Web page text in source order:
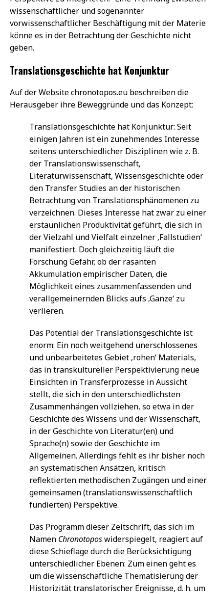
wissenschaftlicher und sogenannter
vorwissenschaftlicher Beschäftigung mit der Materie
könne es in der Betrachtung der Geschichte nicht
geben.
Translationsgeschichte hat Konjunktur
Auf der Website chronotopos.eu beschreiben die
Herausgeber ihre Beweggründe und das Konzept:
Translationsgeschichte hat Konjunktur: Seit
einigen Jahren ist ein zunehmendes Interesse
seitens unterschiedlicher Disziplinen wie z. B.
der Translationswissenschaft,
Literaturwissenschaft, Wissensgeschichte oder
den Transfer Studies an der historischen
Betrachtung von Translationsphänomenen zu
verzeichnen. Dieses Interesse hat zwar zu einer
erstaunlichen Produktivität geführt, die sich in
der Vielzahl und Vielfalt einzelner ‚Fallstudien‘
manifestiert. Doch gleichzeitig läuft die
Forschung Gefahr, ob der rasanten
Akkumulation empirischer Daten, die
Möglichkeit eines zusammenfassenden und
verallgemeinernden Blicks aufs ‚Ganze‘ zu
verlieren.
Das Potential der Translationsgeschichte ist
enorm: Ein noch weitgehend unerschlossenes
und unbearbeitetes Gebiet ‚rohen‘ Materials,
das in transkultureller Perspektivierung neue
Einsichten in Transferprozesse in Aussicht
stellt, die sich in den unterschiedlichsten
Zusammenhängen vollziehen, so etwa in der
Geschichte des Wissens und der Wissenschaft,
in der Geschichte von Literatur(en) und
Sprache(n) sowie der Geschichte im
Allgemeinen. Allerdings fehlt es ihr bisher noch
an systematischen Ansätzen, kritisch
reflektierten methodischen Zugängen und einer
gemeinsamen (translationswissenschaftlich
fundierten) Perspektive.
Das Programm dieser Zeitschrift, das sich im
Namen Chronotoposwiderspiegelt, reagiert auf
diese Schieflage durch die Berücksichtigung
unterschiedlicher Ebenen: Zum einen geht es
um die wissenschaftliche Thematisierung der
Historizität translatorischer Ereignisse, d. h. um